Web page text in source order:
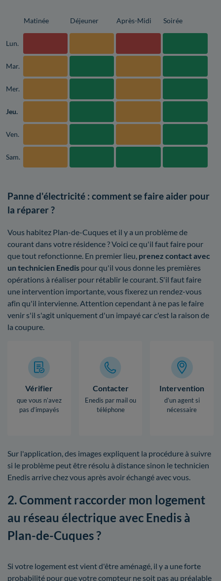
Matinée Déjeuner Après-Midi Soirée
Lun.
Mar.
Mer.
Jeu.
Ven.
Sam.
Panne d'électricité : comment se faire aider pour
la réparer ?
Vous habitez Plan-de-Cuques et il y a un problème de
courant dans votre résidence ? Voici ce qu'il faut faire pour
que tout refonctionne. En premier lieu, prenez contact avec
un technicien Enedis pour qu'il vous donne les premières
opérations à réaliser pour rétablir le courant. S'il faut faire
une intervention importante, vous fixerez un rendez-vous
afin qu'il intervienne. Attention cependant à ne pas le faire
venir s'il s'agit uniquement d'un impayé car c'est la raison de
la coupure.
Vérifier
que vous n’avez
pas d’impayés
Contacter
Enedis par mail ou
téléphone
Intervention
d’un agent si
nécessaire
Sur l'application, des images expliquent la procédure à suivre
si le problème peut être résolu à distance sinon le technicien
Enedis arrive chez vous après avoir échangé avec vous.
2. Comment raccorder mon logement
au réseau électrique avec Enedis à
Plan-de-Cuques ?
Si votre logement est vient d'être aménagé, il y a une forte
probabilité pour que votre compteur ne soit pas au préalable